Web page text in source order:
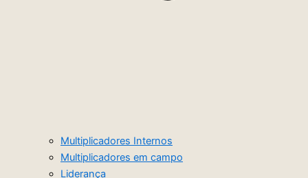
Multiplicadores Internos
Multiplicadores em campo
Liderança